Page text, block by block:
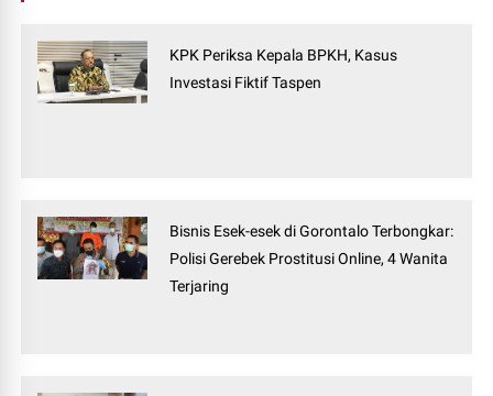
KPK Periksa Kepala BPKH, Kasus
Investasi Fiktif Taspen
Bisnis Esek-esek di Gorontalo Terbongkar:
Polisi Gerebek Prostitusi Online, 4 Wanita
Terjaring